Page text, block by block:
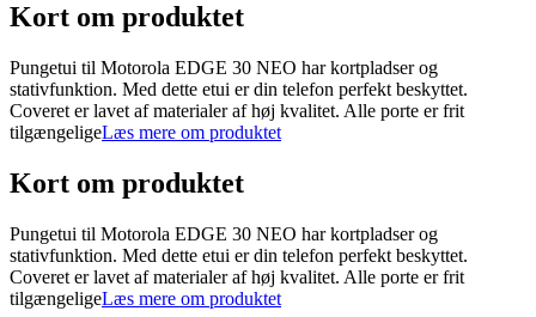
Kort om produktet
Pungetui til Motorola EDGE 30 NEO har kortpladser og
stativfunktion. Med dette etui er din telefon perfekt beskyttet.
Coveret er lavet af materialer af høj kvalitet. Alle porte er frit
tilgængeligeLæs mere om produktet
Kort om produktet
Pungetui til Motorola EDGE 30 NEO har kortpladser og
stativfunktion. Med dette etui er din telefon perfekt beskyttet.
Coveret er lavet af materialer af høj kvalitet. Alle porte er frit
tilgængeligeLæs mere om produktet